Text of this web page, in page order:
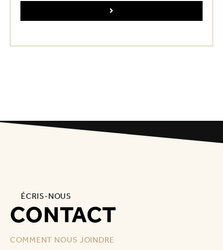
ÉCRIS-NOUS
CONTACT
COMMENT NOUS JOINDRE